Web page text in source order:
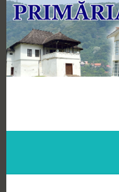
Skip
to
content